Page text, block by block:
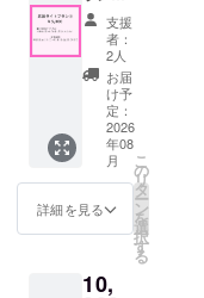
送付さ
せてい
ただき
ます(時
期未定･
1年以
ンド
ロール
クレ
ジット
時、必
■CF参
加証(デ
ジタル)
※価格に
関わら
ず内容
は同じ
になり
ます ※
メール
でファ
イルを
送付さ
ただき
支援
者：
2人
お届
け予
定：
2026
年08
月
詳細を見る
こ
の
リ
タ
ー
ン
を
選
択
す
る
10,